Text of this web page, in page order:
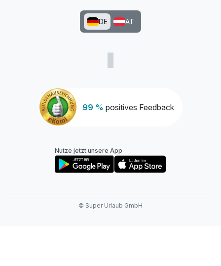
99 % positives Feedback
DE AT
Nutze jetzt unsere App
© Super Urlaub GmbH